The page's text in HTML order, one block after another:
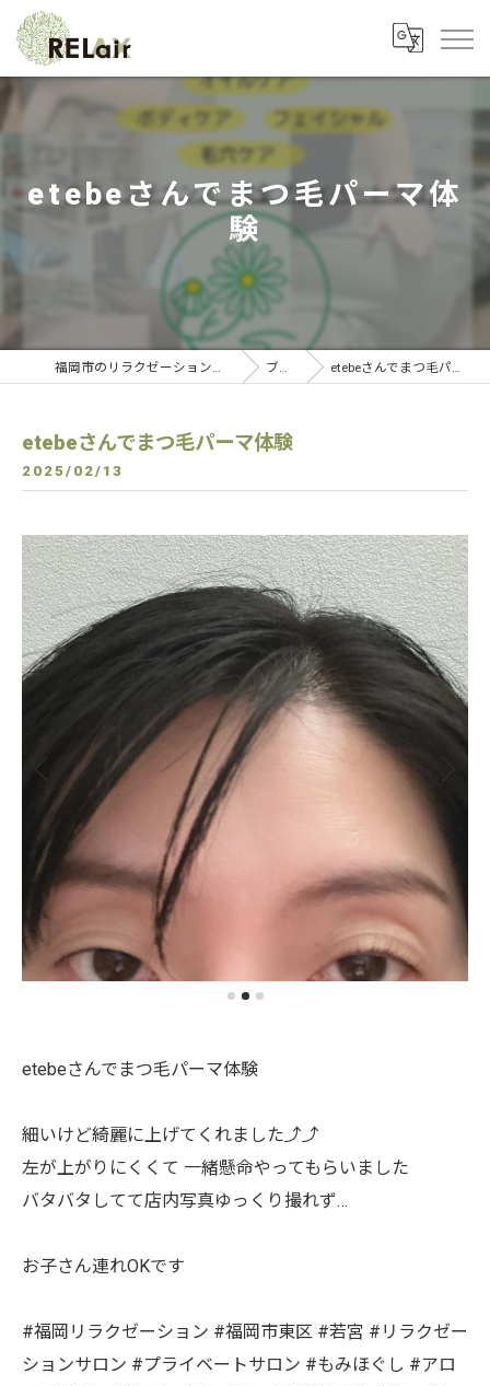
etebeさんでまつ毛パーマ体
験
福岡市のリラクゼーションならRELAIR ブログ etebeさんでまつ毛パーマ体験
etebeさんでまつ毛パーマ体験
2025/02/13
etebeさんでまつ毛パーマ体験
細いけど綺麗に上げてくれました⤴︎⤴︎
左が上がりにくくて 一緒懸命やってもらいました
バタバタしてて店内写真ゆっくり撮れず…
お子さん連れOKです
#福岡リラクゼーション #福岡市東区 #若宮 #リラクゼー
ションサロン #プライベートサロン #もみほぐし #アロ